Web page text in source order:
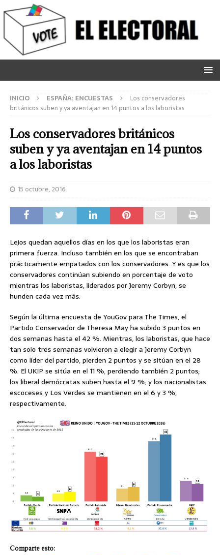
INICIO ESPAÑA: ENCUESTAS
Los conservadores
británicos suben y ya aventajan en 14 puntos a los laboristas
Los conservadores británicos
suben y ya aventajan en 14 puntos
a los laboristas
15 octubre, 2016
Lejos quedan aquellos días en los que los laboristas eran
primera fuerza. Incluso también en los que se encontraban
prácticamente empatados con los conservadores. Y es que los
conservadores continúan subiendo en porcentaje de voto
mientras los laboristas, liderados por Jeremy Corbyn, se
hunden cada vez más.
Según la última encuesta de YouGov para The Times, el
Partido Conservador de Theresa May ha subido 3 puntos en
dos semanas hasta el 42 %. Mientras, los laboristas, que hace
tan solo tres semanas volvieron a elegir a Jeremy Corbyn
como líder del partido, pierden 2 puntos y se sitúan en el 28
%. El UKIP se sitúa en el 11 %, perdiendo también 2 puntos;
los liberal demócratas suben hasta el 9 %; y los nacionalistas
escoceses y Los Verdes se mantienen en el 6 y 3 %,
respectivamente.
Comparte esto: